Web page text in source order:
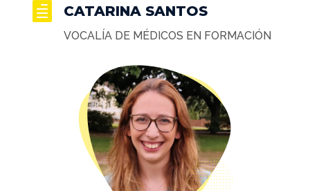
 CATARINA SANTOS
VOCALÍA DE MÉDICOS EN FORMACIÓN